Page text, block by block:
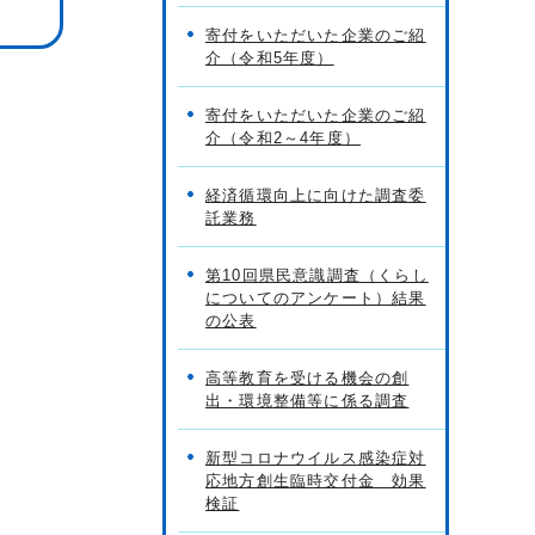
寄付をいただいた企業のご紹
介（令和5年度）
寄付をいただいた企業のご紹
介（令和2～4年度）
経済循環向上に向けた調査委
託業務
第10回県民意識調査（くらし
についてのアンケート）結果
の公表
高等教育を受ける機会の創
出・環境整備等に係る調査
新型コロナウイルス感染症対
応地方創生臨時交付金 効果
検証